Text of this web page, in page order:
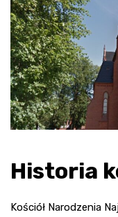
Historia
Kościół Narodzenia